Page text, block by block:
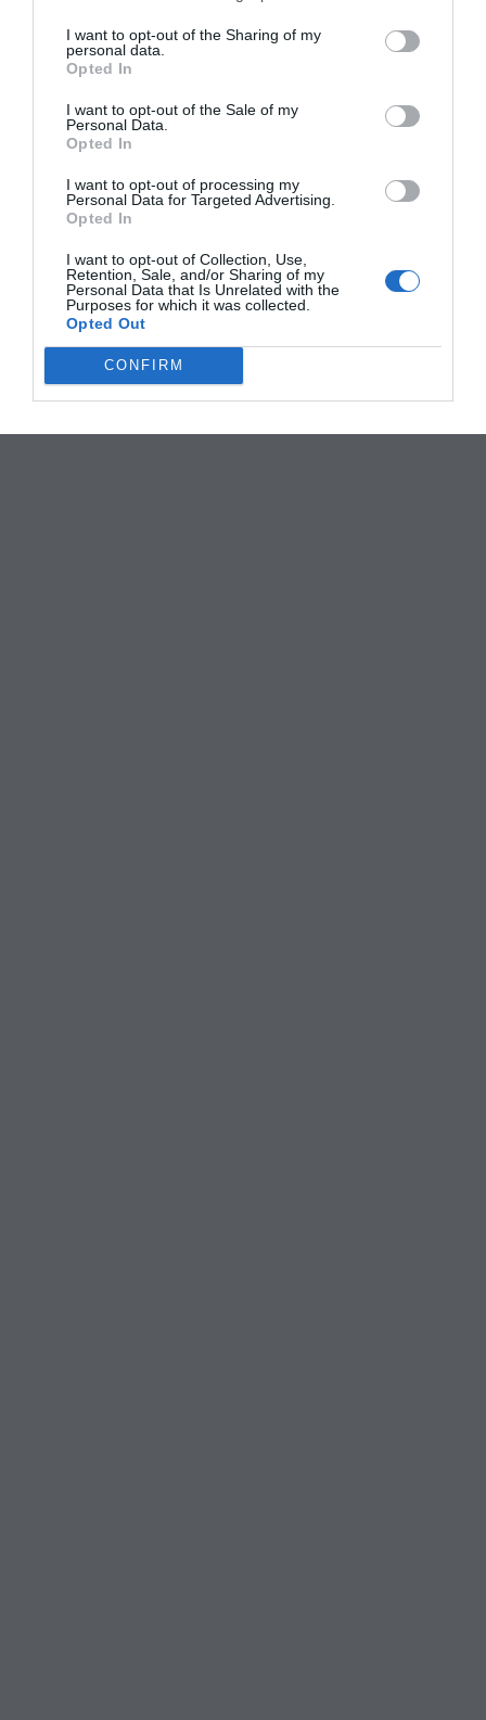
I want to opt-out of the Sharing of my
personal data.
Opted In
I want to opt-out of the Sale of my
Personal Data.
Opted In
I want to opt-out of processing my
Personal Data for Targeted Advertising.
Opted In
I want to opt-out of Collection, Use,
Retention, Sale, and/or Sharing of my
Personal Data that Is Unrelated with the
Purposes for which it was collected.
Opted Out
CONFIRM